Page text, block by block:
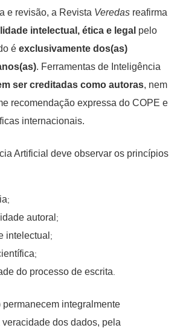
e revisão, a Revista Veredas reafirma
intelectual, ética e legal pelo
é exclusivamente dos(as)
. Ferramentas de Inteligência
ser creditadas como autoras, nem
recomendação expressa do COPE e
internacionais.
Artificial deve observar os princípios
;
autoral ;
intelectual ;
;
do processo de escrita
permanecem integralmente
dos dados, pela